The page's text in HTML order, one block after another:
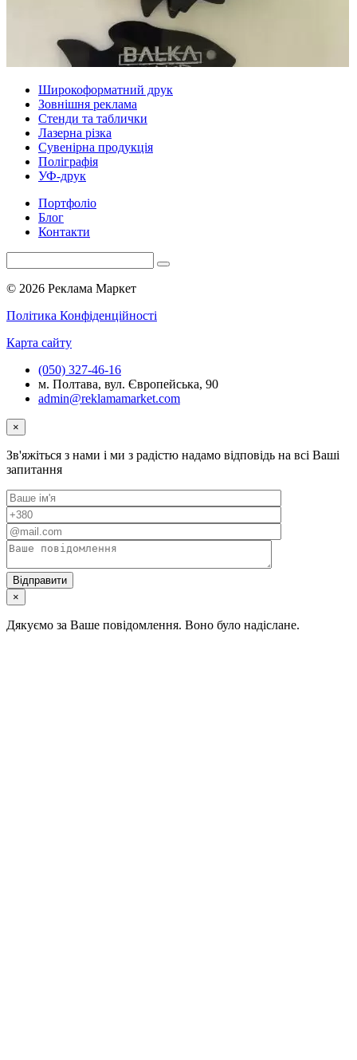
Широкоформатний друк
Зовнішня реклама
Стенди та таблички
Лазерна різка
Сувенірна продукція
Поліграфія
УФ-друк
Портфоліо
Блог
Контакти
© 2026 Реклама Маркет
Політика Конфіденційності
Карта сайту
(050) 327-46-16
м. Полтава, вул. Європейська, 90
admin@reklamamarket.com
×
Зв'яжіться з нами і ми з радістю надамо відповідь на всі Ваші
запитання
×
Дякуємо за Ваше повідомлення. Воно було надіслане.